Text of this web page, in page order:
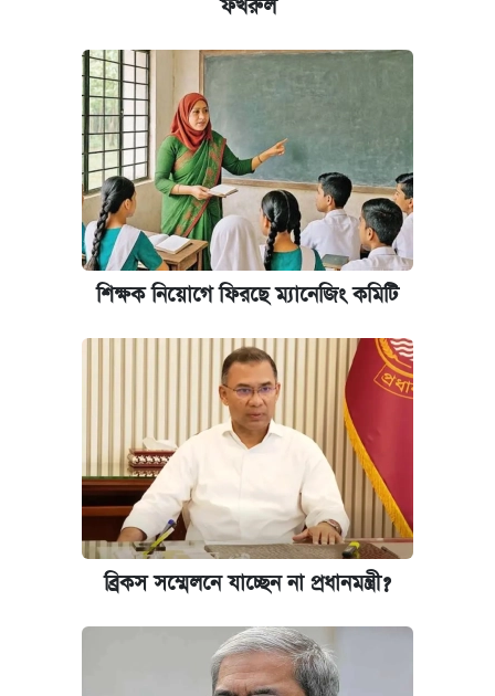
ফখরুল
শিক্ষক নিয়োগে ফিরছে ম্যানেজিং কমিটি
ব্রিকস সম্মেলনে যাচ্ছেন না প্রধানমন্ত্রী?